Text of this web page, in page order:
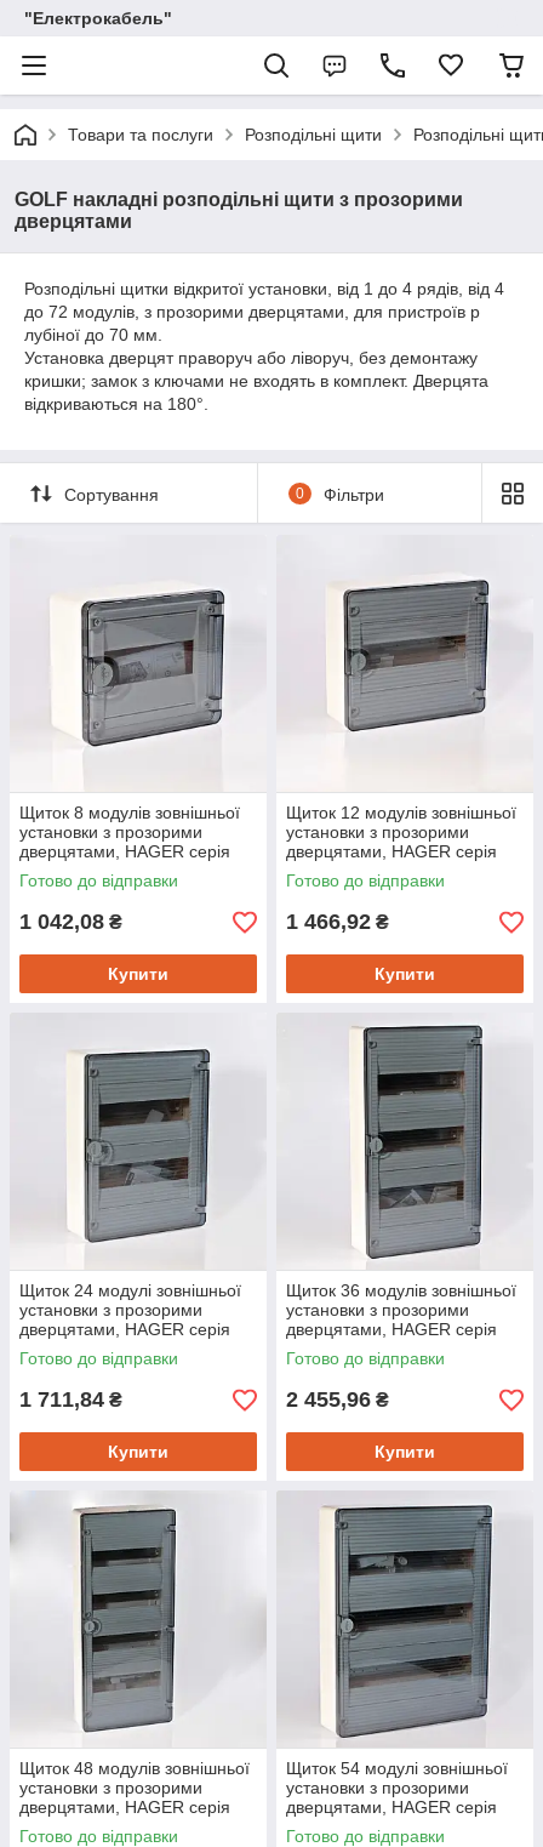
"Електрокабель"
Товари та послуги Розподільні щити Розподільні
GOLF накладні розподільні щити з прозорими
дверцятами
Розподільні щитки відкритої установки, від 1 до 4 рядів, від 4
до 72 модулів, з прозорими дверцятами, для пристроїв р
лубіної до 70 мм.
Установка дверцят праворуч або ліворуч, без демонтажу
кришки; замок з ключами не входять в комплект. Дверцята
відкриваються на 180°.
Сортування 0 Фільтри
Щиток 8 модулів зовнішньої
установки з прозорими
дверцятами, HAGER серія
Golf, VS108TD
Готово до відправки
1 042,08 ₴
Купити
Щиток 12 модулів зовнішньої
установки з прозорими
дверцятами, HAGER серія
Golf, VS112TD
Готово до відправки
1 466,92 ₴
Купити
Щиток 24 модулі зовнішньої
установки з прозорими
дверцятами, HAGER серія
Golf, VS212TD
Готово до відправки
1 711,84 ₴
Купити
Щиток 36 модулів зовнішньої
установки з прозорими
дверцятами, HAGER серія
Golf, VS312TD
Готово до відправки
2 455,96 ₴
Купити
Щиток 48 модулів зовнішньої
установки з прозорими
дверцятами, HAGER серія
Golf, VS412TD
Готово до відправки
Щиток 54 модулі зовнішньої
установки з прозорими
дверцятами, HAGER серія
Golf, VS318TD
Готово до відправки